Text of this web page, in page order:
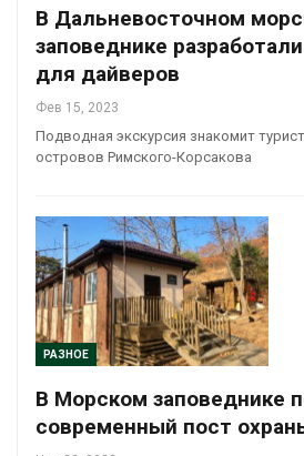
В Дальневосточном
заповеднике
для дайверов
Фев 15, 2023
Подводная экскурсия знакомит
островов Римского-Корсакова
РАЗНОЕ
В Морском заповеднике
современный пост